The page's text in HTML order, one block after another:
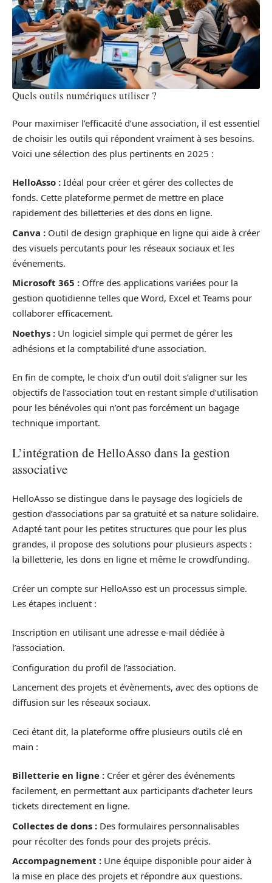
Quels outils numériques utiliser ?
Pour maximiser l’efficacité d’une association, il est essentiel
de choisir les outils qui répondent vraiment à ses besoins.
Voici une sélection des plus pertinents en 2025 :
HelloAsso : Idéal pour créer et gérer des collectes de
fonds. Cette plateforme permet de mettre en place
rapidement des billetteries et des dons en ligne.
Canva : Outil de design graphique en ligne qui aide à créer
des visuels percutants pour les réseaux sociaux et les
événements.
Microsoft 365 : Offre des applications variées pour la
gestion quotidienne telles que Word, Excel et Teams pour
collaborer efficacement.
Noethys : Un logiciel simple qui permet de gérer les
adhésions et la comptabilité d’une association.
En fin de compte, le choix d’un outil doit s’aligner sur les
objectifs de l’association tout en restant simple d’utilisation
pour les bénévoles qui n’ont pas forcément un bagage
technique important.
L’intégration de HelloAsso dans la gestion
associative
HelloAsso se distingue dans le paysage des logiciels de
gestion d’associations par sa gratuité et sa nature solidaire.
Adapté tant pour les petites structures que pour les plus
grandes, il propose des solutions pour plusieurs aspects :
la billetterie, les dons en ligne et même le crowdfunding.
Créer un compte sur HelloAsso est un processus simple.
Les étapes incluent :
Inscription en utilisant une adresse e-mail dédiée à
l’association.
Configuration du profil de l’association.
Lancement des projets et évènements, avec des options de
diffusion sur les réseaux sociaux.
Ceci étant dit, la plateforme offre plusieurs outils clé en
main :
Billetterie en ligne : Créer et gérer des événements
facilement, en permettant aux participants d’acheter leurs
tickets directement en ligne.
Collectes de dons : Des formulaires personnalisables
pour récolter des fonds pour des projets précis.
Accompagnement : Une équipe disponible pour aider à
la mise en place des projets et répondre aux questions.